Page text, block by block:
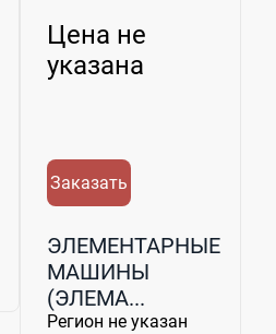
Цена не
указана
Заказать
ЭЛЕМЕНТАРНЫЕ
МАШИНЫ
(ЭЛЕМА...
Регион не указан